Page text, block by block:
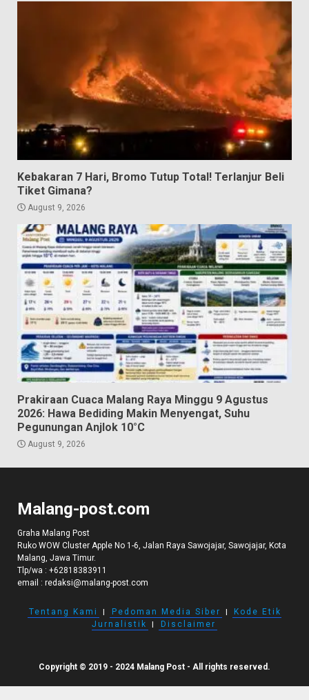
Kebakaran 7 Hari, Bromo Tutup Total! Terlanjur Beli
Tiket Gimana?
August 9, 2026
Prakiraan Cuaca Malang Raya Minggu 9 Agustus
2026: Hawa Bediding Makin Menyengat, Suhu
Pegunungan Anjlok 10°C
August 9, 2026
Malang-post.com
Graha Malang Post
Ruko WOW Cluster Apple No 1-6, Jalan Raya Sawojajar, Sawojajar, Kota
Malang, Jawa Timur.
Tlp/wa : +62818383911
email : redaksi@malang-post.com
Tentang Kami I Pedoman Media Siber I
Kode Etik
Jurnalistik
I Disclaimer
Copyright © 2019 - 2024 Malang Post - All rights reserved.